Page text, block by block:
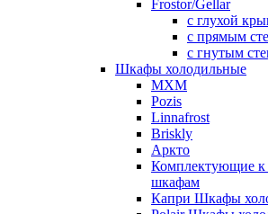
Frostor/Gellar
с глухой
с прямым
с гнутым
Шкафы холодильные
МХМ
Pozis
Linnafrost
Briskly
Аркто
Комплектующие к
шкафам
Капри Шкафы